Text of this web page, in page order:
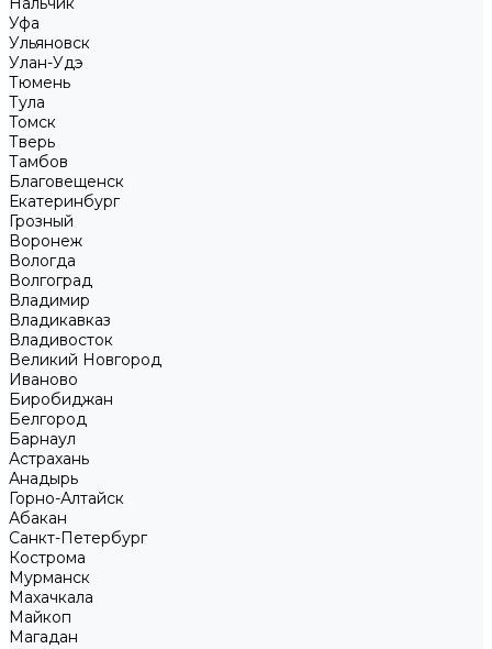
Уфа
Ульяновск
Улан-Удэ
Тюмень
Тула
Томск
Тверь
Тамбов
Благовещенск
Екатеринбург
Грозный
Воронеж
Вологда
Волгоград
Владимир
Владикавказ
Владивосток
Великий Новгород
Иваново
Биробиджан
Белгород
Барнаул
Астрахань
Анадырь
Горно-Алтайск
Абакан
Санкт-Петербург
Кострома
Мурманск
Махачкала
Майкоп
Магадан